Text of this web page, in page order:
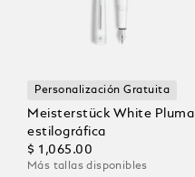
Personalización Gratuita
Meisterstück White Pluma
estilográfica
$ 1,065.00
Más tallas disponibles